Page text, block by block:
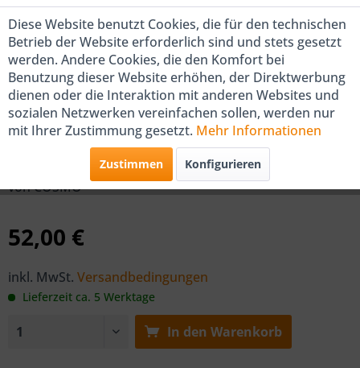
COSMO Heizkörper Seitenteil Typ
11 900mm
von COSMO
52,00 €
inkl. MwSt. Versandbedingungen
Lieferzeit ca. 5 Werktage
In den Warenkorb
Diese Website benutzt Cookies, die für den technischen
Betrieb der Website erforderlich sind und stets gesetzt
werden. Andere Cookies, die den Komfort bei
Benutzung dieser Website erhöhen, der Direktwerbung
dienen oder die Interaktion mit anderen Websites und
sozialen Netzwerken vereinfachen sollen, werden nur
mit Ihrer Zustimmung gesetzt. Mehr Informationen
Zustimmen Konfigurieren